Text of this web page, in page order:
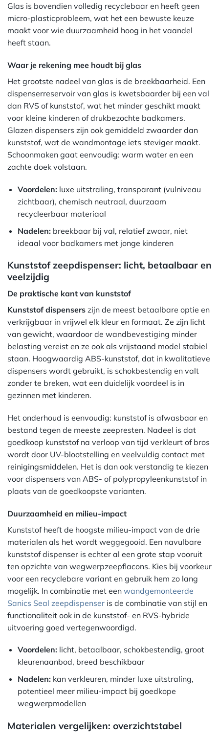
Glas is bovendien volledig recyclebaar en heeft geen
micro-plasticprobleem, wat het een bewuste keuze
maakt voor wie duurzaamheid hoog in het vaandel
heeft staan.
Waar je rekening mee houdt bij glas
Het grootste nadeel van glas is de breekbaarheid. Een
dispenserreservoir van glas is kwetsbaarder bij een val
dan RVS of kunststof, wat het minder geschikt maakt
voor kleine kinderen of drukbezochte badkamers.
Glazen dispensers zijn ook gemiddeld zwaarder dan
kunststof, wat de wandmontage iets steviger maakt.
Schoonmaken gaat eenvoudig: warm water en een
zachte doek volstaan.
Voordelen:luxe uitstraling, transparant (vulniveau
zichtbaar), chemisch neutraal, duurzaam
recycleerbaar materiaal
Nadelen:breekbaar bij val, relatief zwaar, niet
ideaal voor badkamers met jonge kinderen
Kunststof zeepdispenser: licht, betaalbaar en
veelzijdig
De praktische kant van kunststof
Kunststof dispensers zijn de meest betaalbare optie en
verkrijgbaar in vrijwel elk kleur en formaat. Ze zijn licht
van gewicht, waardoor de wandbevestiging minder
belasting vereist en ze ook als vrijstaand model stabiel
staan. Hoogwaardig ABS-kunststof, dat in kwalitatieve
dispensers wordt gebruikt, is schokbestendig en valt
zonder te breken, wat een duidelijk voordeel is in
gezinnen met kinderen.
Het onderhoud is eenvoudig: kunststof is afwasbaar en
bestand tegen de meeste zeepresten. Nadeel is dat
goedkoop kunststof na verloop van tijd verkleurt of bros
wordt door UV-blootstelling en veelvuldig contact met
reinigingsmiddelen. Het is dan ook verstandig te kiezen
voor dispensers van ABS- of polypropyleenkunststof in
plaats van de goedkoopste varianten.
Duurzaamheid en milieu-impact
Kunststof heeft de hoogste milieu-impact van de drie
materialen als het wordt weggegooid. Een navulbare
kunststof dispenser is echter al een grote stap vooruit
ten opzichte van wegwerpzeepflacons. Kies bij voorkeur
voor een recyclebare variant en gebruik hem zo lang
mogelijk. In combinatie met een wandgemonteerde
Sanics Seal zeepdispenser is de combinatie van stijl en
functionaliteit ook in de kunststof- en RVS-hybride
uitvoering goed vertegenwoordigd.
Voordelen:licht, betaalbaar, schokbestendig, groot
kleurenaanbod, breed beschikbaar
Nadelen:kan verkleuren, minder luxe uitstraling,
potentieel meer milieu-impact bij goedkope
wegwerpmodellen
Materialen vergelijken: overzichtstabel